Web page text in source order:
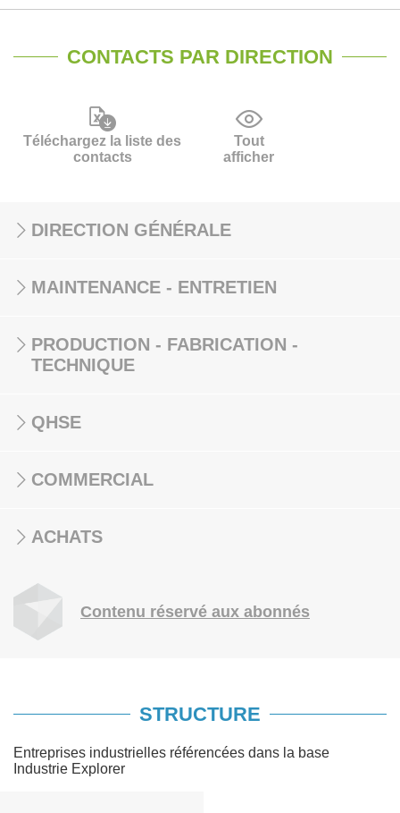
CONTACTS PAR DIRECTION
Téléchargez la liste des
contacts
Tout
afficher
DIRECTION GÉNÉRALE
MAINTENANCE - ENTRETIEN
PRODUCTION - FABRICATION -
TECHNIQUE
QHSE
COMMERCIAL
ACHATS
Contenu réservé aux abonnés
STRUCTURE
Entreprises industrielles référencées dans la base
Industrie Explorer